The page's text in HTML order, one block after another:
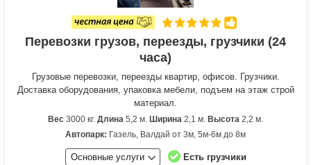
Перевозки грузов, переезды, грузчики (24
часа)
Грузовые перевозки, переезды квартир, офисов. Грузчики.
Доставка оборудования, упаковка мебели, подъем на этаж строй
материал.
Вес 3000 кг. Длина 5,2 м. Ширина 2,1 м. Высота 2,2 м.
Автопарк: Газель, Валдай от 3м, 5м-6м до 8м
Основные услуги Есть грузчики